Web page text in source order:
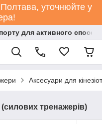
уточнюйте у
для активного
Аксесуари для
(силових тренажерів)